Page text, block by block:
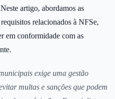
artigo, abordamos as
relacionados à NFSe,
em conformidade com as
exige uma gestão
multas e sanções que podem